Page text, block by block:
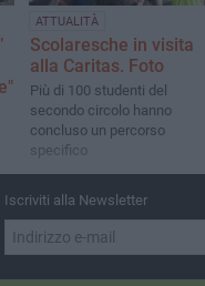
ATTUALITÀ
Scolaresche in visita
alla Caritas. Foto
Più di 100 studenti del
secondo circolo hanno
concluso un percorso
specifico
Iscriviti alla Newsletter